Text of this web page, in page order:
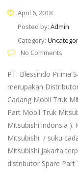
April 6, 2018
Posted by: Admin
Category:
No Comments
PT. Blessindo Prima
merupakan
Cadang Mobil Truk
Part Mobil Truk
Mitsubishi indonsia ).
Mitsubishi / suku
Mitsubishi Jakarta
distributor Spare